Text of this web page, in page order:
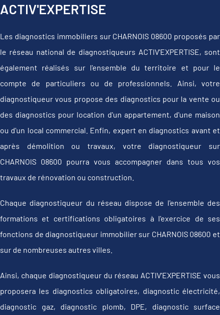
ACTIV'EXPERTISE
Les diagnostics immobiliers sur CHARNOIS 08600 proposés par
le réseau national de diagnostiqueurs ACTIV'EXPERTISE, sont
également réalisés sur l'ensemble du territoire et pour le
compte de particuliers ou de professionnels. Ainsi, votre
diagnostiqueur vous propose des diagnostics pour la vente ou
des diagnostics pour location d'un appartement, d'une maison
ou d'un local commercial. Enfin, expert en diagnostics avant et
après démolition ou travaux, votre diagnostiqueur sur
CHARNOIS 08600 pourra vous accompagner dans tous vos
travaux de rénovation ou construction.
Chaque diagnostiqueur du réseau dispose de l'ensemble des
formations et certifications obligatoires à l'exercice de ses
fonctions de diagnostiqueur immobilier sur CHARNOIS 08600 et
sur de nombreuses autres villes.
Ainsi, chaque diagnostiqueur du réseau ACTIV'EXPERTISE vous
proposera les diagnostics obligatoires, diagnostic électricité,
diagnostic gaz, diagnostic plomb, DPE, diagnostic surface